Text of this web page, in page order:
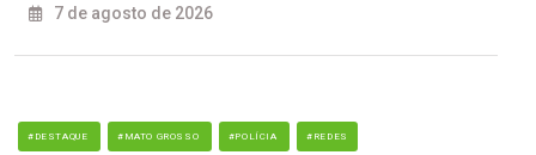
7 de agosto de 2026
#DESTAQUE #MATO GROSSO #POLÍCIA #REDES